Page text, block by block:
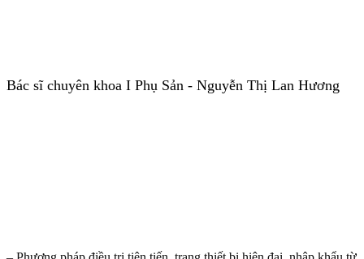
Bác sĩ chuyên khoa I Phụ Sản - Nguyễn Thị Lan Hương